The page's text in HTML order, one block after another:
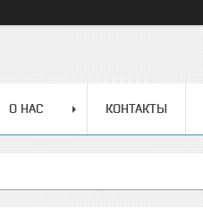
О НАС КОНТАКТЫ